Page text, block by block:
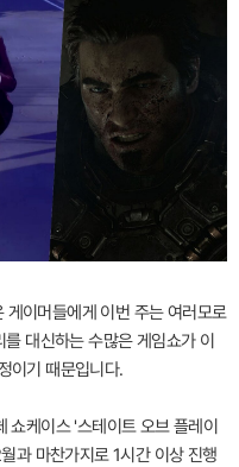
이머들에게 이번 주는 여러모로
대신하는 수많은 게임쇼가 이
이기 때문입니다.
쇼케이스 '스테이트 오브 플레이
과 마찬가지로 1시간 이상 진행